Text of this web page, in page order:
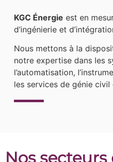
KGC Énergie est en
d’ingénierie et
Nous mettons à la
notre expertise dans les
l’automatisation,
les services de génie civil
Nos